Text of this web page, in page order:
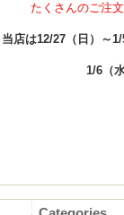
たくさんのご注
当店は12/27（日）～
1/6（